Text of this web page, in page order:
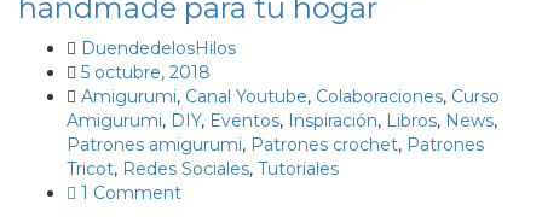
handmade para tu hogar
DuendedelosHilos
5 octubre, 2018
Amigurumi, Canal Youtube, Colaboraciones, Curso
Amigurumi, DIY, Eventos, Inspiración, Libros, News,
Patrones amigurumi, Patrones crochet, Patrones
Tricot, Redes Sociales, Tutoriales
1 Comment